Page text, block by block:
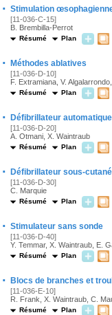
· Stimulation
[11-036-C-15]
B. Brembilla-Perrot
Résumé Plan
· Méthodes ablatives
[11-036-D-10]
F. Extramiana, V.
Résumé Plan
· Défibrillateur
[11-036-D-20]
A. Otmani, X. Waintraub
Résumé Plan
· Défibrillateur sous-cutané
[11-036-D-30]
C. Marquie
Résumé Plan
· Stimulateur sans sonde
[11-036-D-40]
Y. Temmar, X. Waintraub, E.
Résumé Plan
· Blocs de branches et
[11-036-E-10]
R. Frank, X. Waintraub, C.
Résumé Plan